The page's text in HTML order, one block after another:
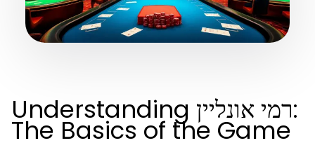
Understanding רמי אונליין:
The Basics of the Game